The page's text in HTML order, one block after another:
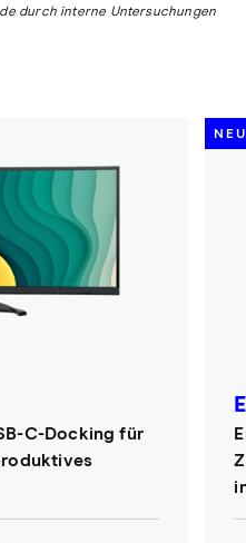
durch interne Untersuchungen
C-Docking für
NEU